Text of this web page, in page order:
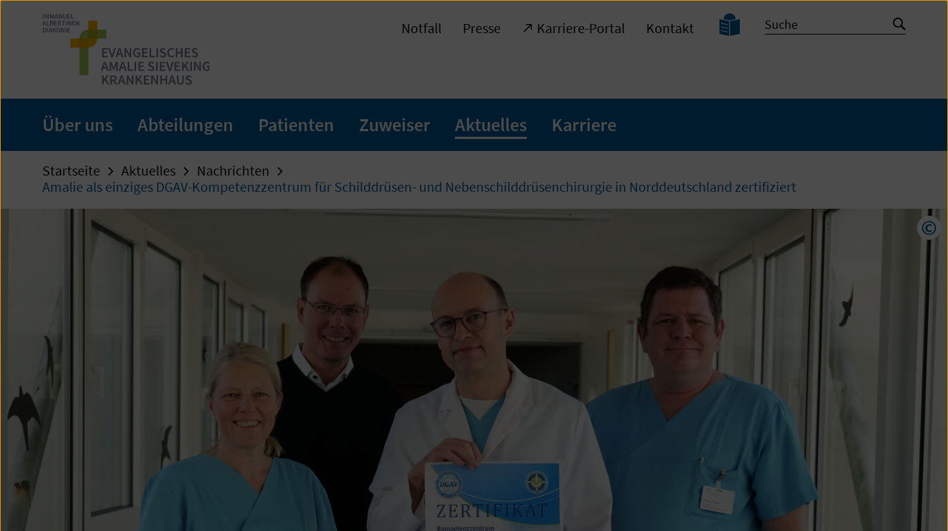
Zum
Seiteninhalt
Notfall Presse Karriere-Portal Kontakt
Leichte
Sprache
Suche
Suche
starten
Über uns Abteilungen Patienten Zuweiser Aktuelles Karriere
Startseite Aktuelles
Nachrichten
Amalie als einziges DGAV-Kompetenzzentrum für Schilddrüsen- und Nebenschilddrüsenchirurgie in Norddeutschland zertifiziert